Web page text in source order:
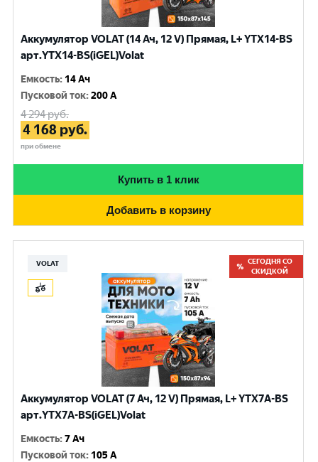
Аккумулятор VOLAT (14 Ач, 12 V) Прямая, L+ YTX14-BS
арт.YTX14-BS(iGEL)Volat
Емкость: 14 Ач
Пусковой ток:200 A
4 294руб.
4 168 руб.
при обмене
Купить в 1 клик
Добавить в корзину
VOLAT
СЕГОДНЯ СО
СКИДКОЙ
Аккумулятор VOLAT (7 Ач, 12 V) Прямая, L+ YTX7A-BS
арт.YTX7A-BS(iGEL)Volat
Емкость:7 Ач
Пусковой ток: 105 A